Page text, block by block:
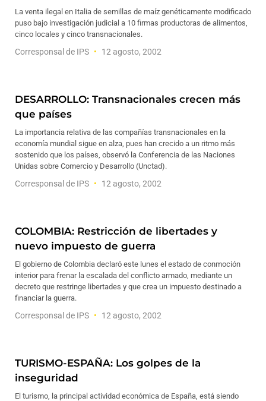
La venta ilegal en Italia de semillas de maíz genéticamente modificado
puso bajo investigación judicial a 10 firmas productoras de alimentos,
cinco locales y cinco transnacionales.
Corresponsal de IPS 12 agosto, 2002
DESARROLLO: Transnacionales crecen más
que países
La importancia relativa de las compañías transnacionales en la
economía mundial sigue en alza, pues han crecido a un ritmo más
sostenido que los países, observó la Conferencia de las Naciones
Unidas sobre Comercio y Desarrollo (Unctad).
Corresponsal de IPS 12 agosto, 2002
COLOMBIA: Restricción de libertades y
nuevo impuesto de guerra
El gobierno de Colombia declaró este lunes el estado de conmoción
interior para frenar la escalada del conflicto armado, mediante un
decreto que restringe libertades y que crea un impuesto destinado a
financiar la guerra.
Corresponsal de IPS 12 agosto, 2002
TURISMO-ESPAÑA: Los golpes de la
inseguridad
El turismo, la principal actividad económica de España, está siendo